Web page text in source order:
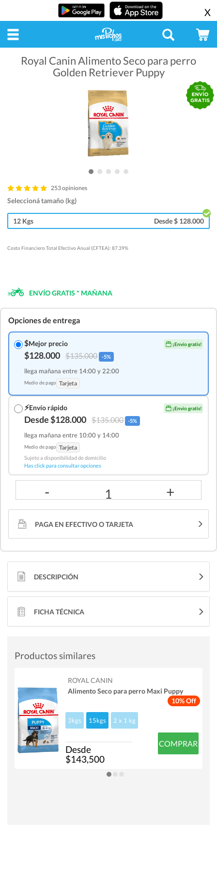
X
Royal Canin Alimento Seco para perro
Golden Retriever Puppy
253 opiniones
Seleccioná tamaño (kg)
12 Kgs Desde $ 128.000
Costo Financiero Total Efectivo Anual (CFTEA): 87.39%
ENVÍO GRATIS * MAÑANA
Opciones de entrega
$Mejor precio ¡Envío gratis!
$128.000 $135.000 -5%
llega mañana entre 14:00 y 22:00
Medio de pago Tarjeta
⚡Envío rápido ¡Envío gratis!
Desde $128.000 $135.000 -5%
llega mañana entre 10:00 y 14:00
Medio de pago Tarjeta
Sujeto a disponibilidad de domicilio
Has click para consultar opciones
- 1 +
PAGA EN EFECTIVO O TARJETA
DESCRIPCIÓN
FICHA TÉCNICA
Productos similares
10% Off
ROYAL CANIN
Alimento Seco para perro Maxi Puppy
3kgs 15kgs 2 x 1 kg
Desde
$143,500
COMPRAR